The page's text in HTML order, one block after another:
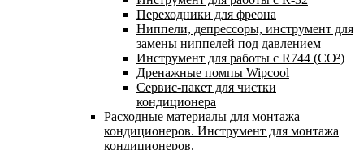
Переходники для фреона
Ниппели, депрессоры, инструмент для
замены ниппелей под давлением
Инструмент для работы с R744 (CO²)
Дренажные помпы Wipcool
Сервис-пакет для чистки
кондиционера
Расходные материалы для монтажа
кондиционеров. Инструмент для монтажа
кондиционеров.